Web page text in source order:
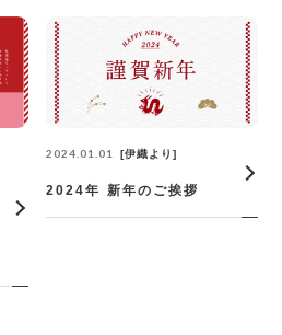
2024.01.01 伊織より
2024年 新年のご挨拶